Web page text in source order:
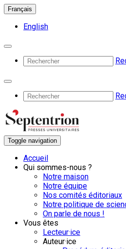
Français
English
Toggle navigation
Accueil
Qui sommes-nous ?
Notre maison
Notre équipe
Nos comités éditoriaux
Notre politique de
On parle de nous !
Vous êtes
Lecteur·ice
Auteur·ice